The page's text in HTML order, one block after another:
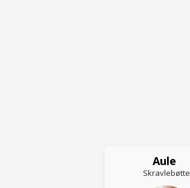
Aule
Skravlebøtte